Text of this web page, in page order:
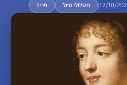
12/10/
| מסלולי טיול פריז